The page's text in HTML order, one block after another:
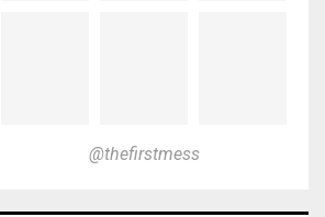
@thefirstmess